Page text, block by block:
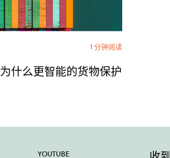
1 分钟阅读
什么更智能的货物保护
YOUTUBE